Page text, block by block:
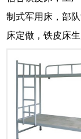
制式军用床，部
床定做，铁皮床